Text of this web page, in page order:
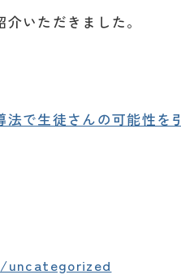
いただきました。
で生徒さんの可能性を